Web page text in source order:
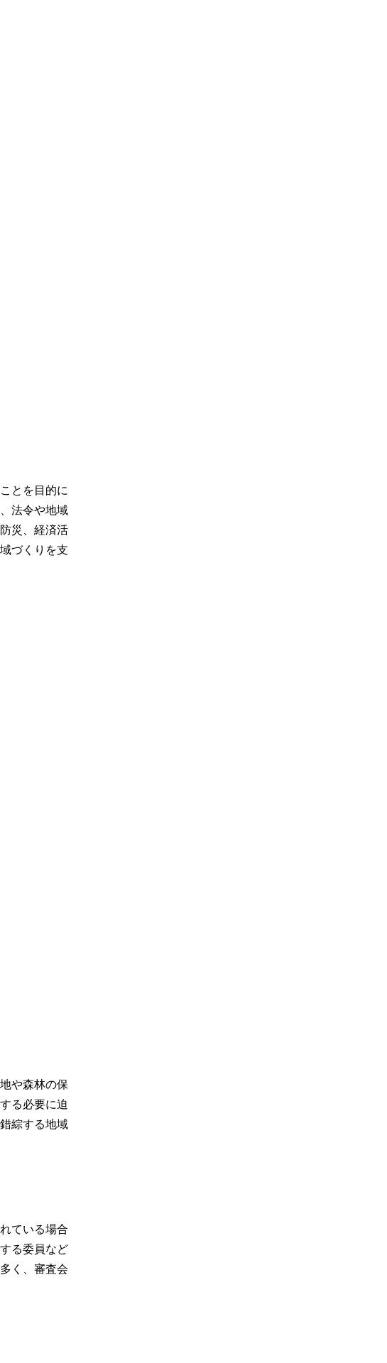
とを目的に
法令や地域
災、経済活
づくりを支
や森林の保
る必要に迫
綜する地域
ている場合
る委員など
く、審査会